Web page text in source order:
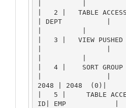
|   2 |   TABLE ACCESS
| DEPT           |
|   3 |   VIEW PUSHED
|                |
|   4 |    SORT GROUP
|                |
2048 | 2048  (0)|
|   5 |     TABLE
ID| EMP            |